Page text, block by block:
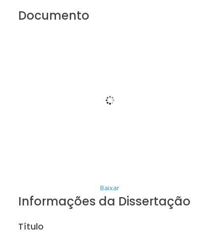
Documento
Baixar
Informações da Dissertação
Título